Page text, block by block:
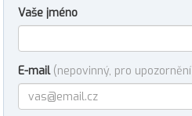
Vaše jméno
E-mail (nepovinný, pro